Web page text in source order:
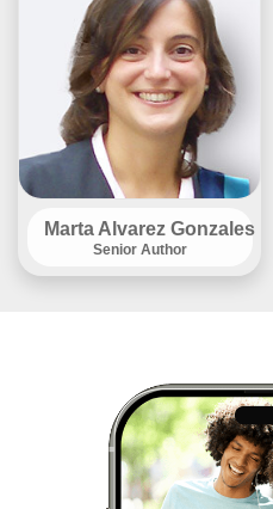
Marta Alvarez Gonzales
Senior Author